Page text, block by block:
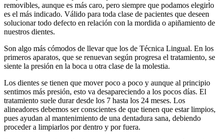
removibles, aunque es más caro, pero siempre que podamos elegirlo
es el más indicado. Válido para toda clase de pacientes que deseen
solucionar todo defecto en relación con la mordida o apiñamiento de
nuestros dientes.
Son algo más cómodos de llevar que los de Técnica Lingual. En los
primeros aparatos, que se renuevan según progresa el tratamiento, se
siente la presión en la boca u otra clase de la molestia.
Los dientes se tienen que mover poco a poco y aunque al principio
sentimos más presión, esto va desapareciendo a los pocos días. El
tratamiento suele durar desde los 7 hasta los 24 meses. Los
alineadores debemos ser conscientes de que tienen que estar limpios,
pues ayudan al mantenimiento de una dentadura sana, debiendo
proceder a limpiarlos por dentro y por fuera.